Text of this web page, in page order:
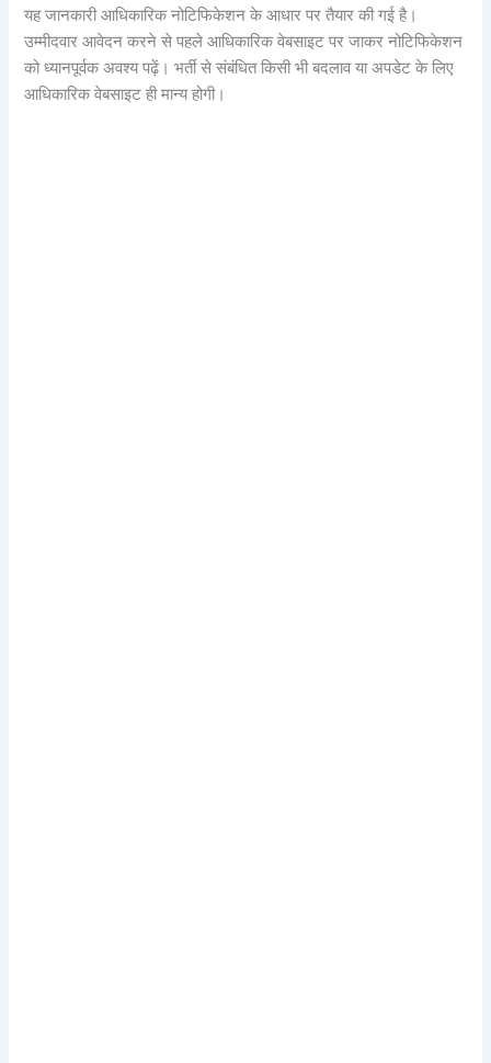
यह जानकारी आधिकारिक नोटिफिकेशन के आधार पर तैयार की गई है।
उम्मीदवार आवेदन करने से पहले आधिकारिक वेबसाइट पर जाकर नोटिफिकेशन
को ध्यानपूर्वक अवश्य पढ़ें। भर्ती से संबंधित किसी भी बदलाव या अपडेट के लिए
आधिकारिक वेबसाइट ही मान्य होगी।